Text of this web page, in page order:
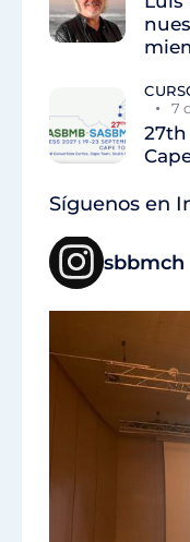
7
27th
Síguenos en
sbbmch